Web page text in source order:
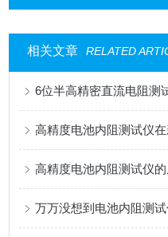
相关文章 RELATED
高精度电池内阻测试仪
高精度电池内阻测试仪
万万没想到电池内阻测